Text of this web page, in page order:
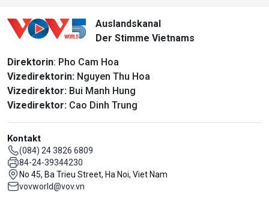
Auslandskanal
Der Stimme Vietnams
Direktorin: Pho Cam Hoa
Vizedirektorin: Nguyen Thu Hoa
Vizedirektor: Bui Manh Hung
Vizedirektor: Cao Dinh Trung
Kontakt
(084) 24 3826 6809
84-24-39344230
No 45, Ba Trieu Street, Ha Noi, Viet Nam
vovworld@vov.vn